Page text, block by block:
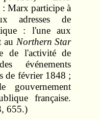
: Marx participe à
adresses de
: l'une aux
au Northern Star
de l'activité de
événements
de février 1848 ;
gouvernement
française.
655.)